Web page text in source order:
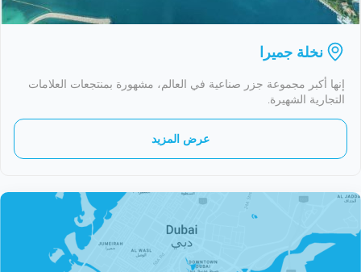
نخلة جميرا
إنها أكبر مجموعة جزر صناعية في العالم، مشهورة بمنتجعات العلامات
التجارية الشهيرة.
عرض المزيد